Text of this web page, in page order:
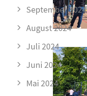
September 2024
August 2024
Juli 2024
Juni 2024
Mai 2024